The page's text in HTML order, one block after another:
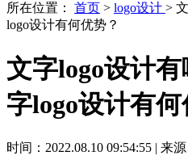
所在位置： 首页 > logo设计 >
logo设计有何优势？
文字logo设计
字logo设计有何
时间：2022.08.10 09:54:55 | 来